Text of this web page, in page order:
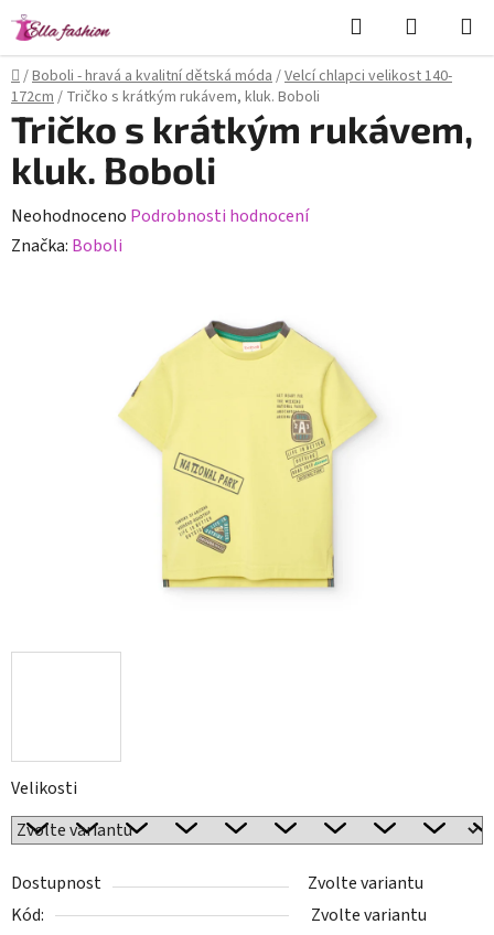
Přejít
na
obsah
Hledat
KOŠÍK
Domů
/Boboli - hravá a kvalitní dětská móda/Velcí chlapci velikost 140-
172cm/ Tričko s krátkým rukávem, kluk. Boboli
Velikosti
Dostupnost
Zvolte variantu
Kód:
Zvolte variantu
Tričko s krátkým rukávem,
kluk. Boboli
Průměrné
hodnocení
Neohodnoceno Podrobnosti hodnocení
Značka: Boboli